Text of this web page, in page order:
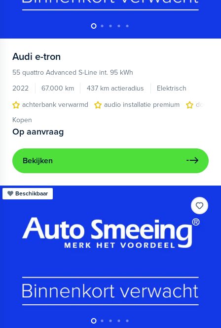
Audi e-tron
55 quattro Advanced S-Line int. 95 kWh
2022
67.000 km 437 km actieradius
Elektrisch
achterbank verwarmd
audio installatie premium
Kopen
Op aanvraag
Bekijken
Beschikbaar